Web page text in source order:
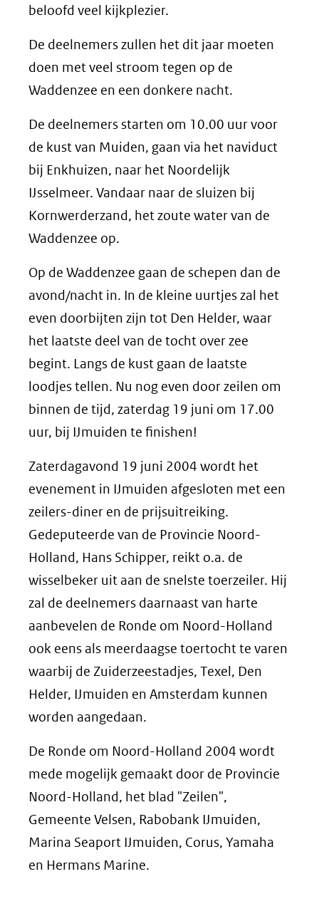
beloofd veel kijkplezier.
De deelnemers zullen het dit jaar moeten
doen met veel stroom tegen op de
Waddenzee en een donkere nacht.
De deelnemers starten om 10.00 uur voor
de kust van Muiden, gaan via het naviduct
bij Enkhuizen, naar het Noordelijk
IJsselmeer. Vandaar naar de sluizen bij
Kornwerderzand, het zoute water van de
Waddenzee op.
Op de Waddenzee gaan de schepen dan de
avond/nacht in. In de kleine uurtjes zal het
even doorbijten zijn tot Den Helder, waar
het laatste deel van de tocht over zee
begint. Langs de kust gaan de laatste
loodjes tellen. Nu nog even door zeilen om
binnen de tijd, zaterdag 19 juni om 17.00
uur, bij IJmuiden te finishen!
Zaterdagavond 19 juni 2004 wordt het
evenement in IJmuiden afgesloten met een
zeilers-diner en de prijsuitreiking.
Gedeputeerde van de Provincie Noord-
Holland, Hans Schipper, reikt o.a. de
wisselbeker uit aan de snelste toerzeiler. Hij
zal de deelnemers daarnaast van harte
aanbevelen de Ronde om Noord-Holland
ook eens als meerdaagse toertocht te varen
waarbij de Zuiderzeestadjes, Texel, Den
Helder, IJmuiden en Amsterdam kunnen
worden aangedaan.
De Ronde om Noord-Holland 2004 wordt
mede mogelijk gemaakt door de Provincie
Noord-Holland, het blad "Zeilen",
Gemeente Velsen, Rabobank IJmuiden,
Marina Seaport IJmuiden, Corus, Yamaha
en Hermans Marine.